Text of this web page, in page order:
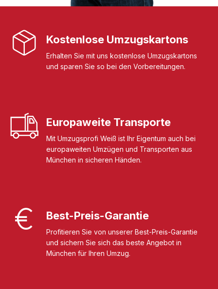
Kostenlose Umzugskartons
Erhalten Sie mit uns kostenlose Umzugskartons
und sparen Sie so bei den Vorbereitungen.
Europaweite Transporte
Mit Umzugsprofi Weiß ist Ihr Eigentum auch bei
europaweiten Umzügen und Transporten aus
München in sicheren Händen.
Best-Preis-Garantie
Profitieren Sie von unserer Best-Preis-Garantie
und sichern Sie sich das beste Angebot in
München für Ihren Umzug.